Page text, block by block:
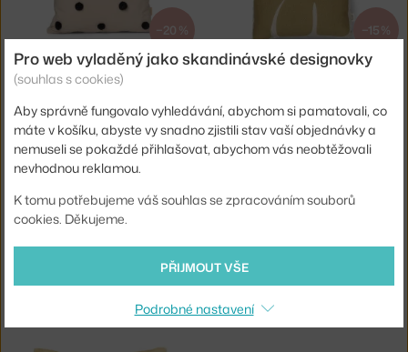
−20 %
POLŠTÁŘ DOT, SAND/BLACK
FERM LIVING
−15 %
FERM LIVING
FERM LIVING
−20 %
HAY
Skladem 2 ks
Pro web vyladěný jako skandinávské designovky
(souhlas s cookies)
Aby správně fungovalo vyhledávání, abychom si pamatovali, co
máte v košíku, abyste vy snadno zjistili stav vaší objednávky a
nemuseli se pokaždé přihlašovat, abychom vás neobtěžovali
nevhodnou reklamou.
K tomu potřebujeme váš souhlas se zpracováním souborů
cookies. Děkujeme.
PŘIJMOUT VŠE
Podrobné nastavení